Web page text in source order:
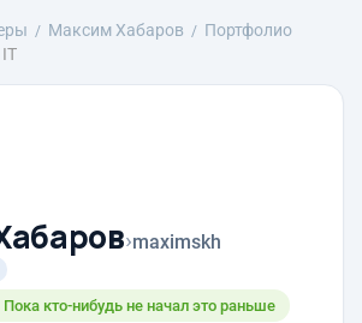
Максим Хабаров
Портфолио
›maximskh
кто-нибудь не начал это раньше